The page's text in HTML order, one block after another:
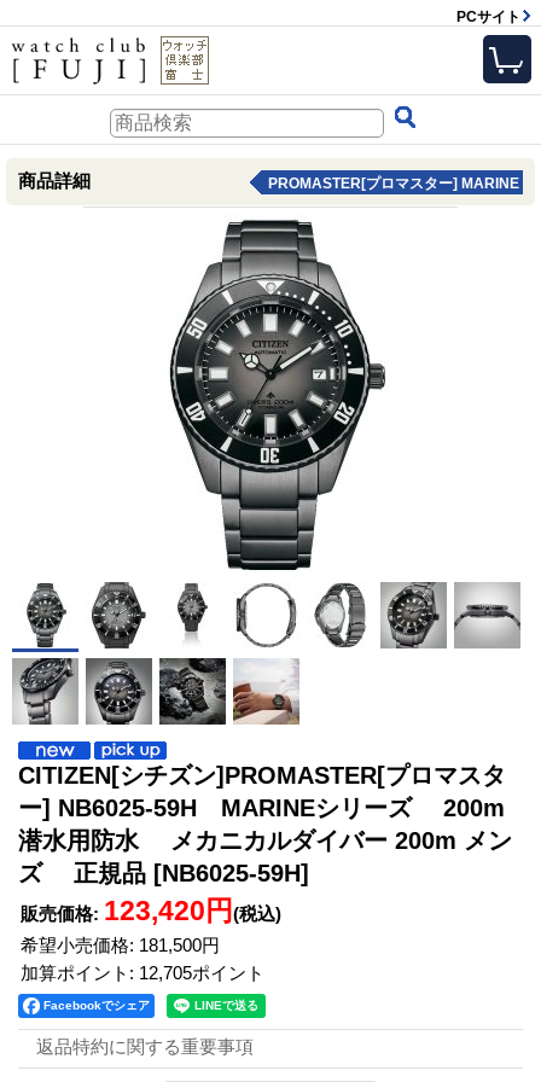
PCサイト
商品詳細 PROMASTER[プロマスター] MARINE
CITIZEN[シチズン]PROMASTER[プロマスタ
ー] NB6025-59H MARINEシリーズ 200m
潜水用防水 メカニカルダイバー 200m メン
ズ 正規品 [NB6025-59H]
販売価格: 123,420円 (税込)
希望小売価格: 181,500円
加算ポイント: 12,705ポイント
Facebookでシェア
返品特約に関する重要事項